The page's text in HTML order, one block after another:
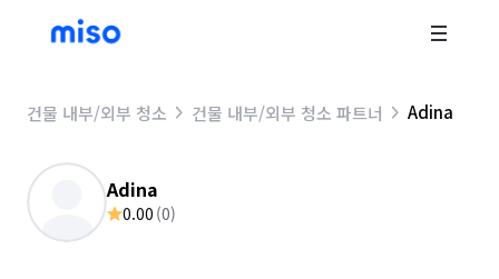
건물 내부/외부 청소 건물 내부/외부 청소 파트너 Adina
Adina
0.00 (0)